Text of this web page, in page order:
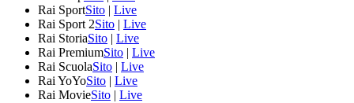
Rai SportSito | Live
Rai Sport 2Sito | Live
Rai StoriaSito | Live
Rai PremiumSito | Live
Rai ScuolaSito | Live
Rai YoYoSito | Live
Rai MovieSito | Live